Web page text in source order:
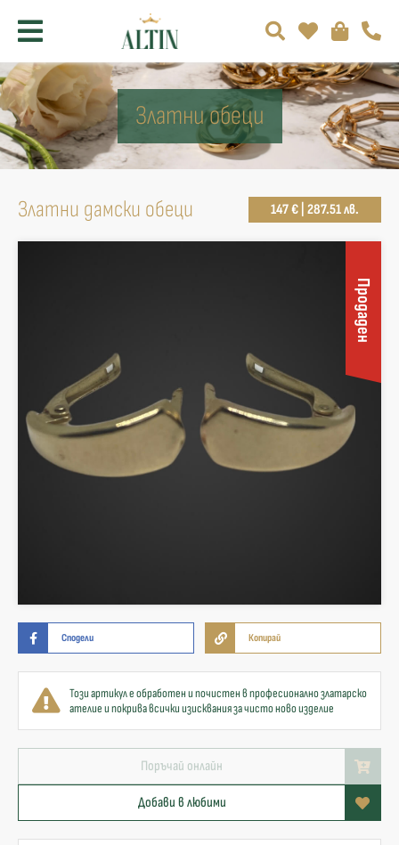
Златни обеци
Златни дамски обеци 147 € | 287.51 лв.
Продаден
Сподели Копирай
Този артикул е обработен и почистен в професионално златарско
ателие и покрива всички изисквания за чисто ново изделие
Поръчай онлайн
Добави в любими